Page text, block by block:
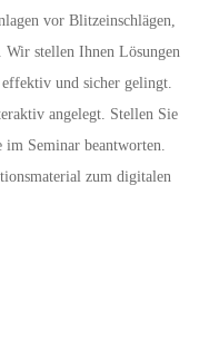
vor Blitzeinschlägen,
Wir stellen Ihnen Lösungen
und sicher gelingt.
angelegt. Stellen Sie
Seminar beantworten.
zum digitalen